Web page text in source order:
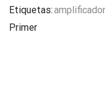
Etiquetas:amplificador
Primer